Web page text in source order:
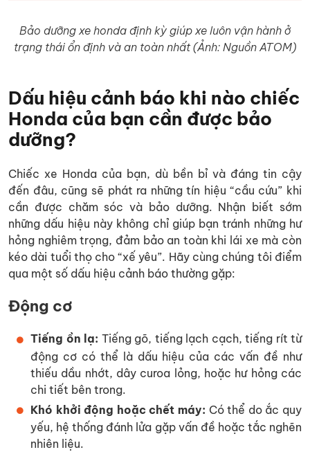
Bảo dưỡng xe honda định kỳ giúp xe luôn vận hành ở
trạng thái ổn định và an toàn nhất (Ảnh: Nguồn ATOM)
Dấu hiệu cảnh báo khi nào chiếc
Honda của bạn cần được bảo
dưỡng?
Chiếc xe Honda của bạn, dù bền bỉ và đáng tin cậy
đến đâu, cũng sẽ phát ra những tín hiệu “cầu cứu” khi
cần được chăm sóc và bảo dưỡng. Nhận biết sớm
những dấu hiệu này không chỉ giúp bạn tránh những hư
hỏng nghiêm trọng, đảm bảo an toàn khi lái xe mà còn
kéo dài tuổi thọ cho “xế yêu”. Hãy cùng chúng tôi điểm
qua một số dấu hiệu cảnh báo thường gặp:
Động cơ
Tiếng ồn lạ: Tiếng gõ, tiếng lạch cạch, tiếng rít từ
động cơ có thể là dấu hiệu của các vấn đề như
thiếu dầu nhớt, dây curoa lỏng, hoặc hư hỏng các
chi tiết bên trong.
Khó khởi động hoặc chết máy: Có thể do ắc quy
yếu, hệ thống đánh lửa gặp vấn đề hoặc tắc nghẽn
nhiên liệu.